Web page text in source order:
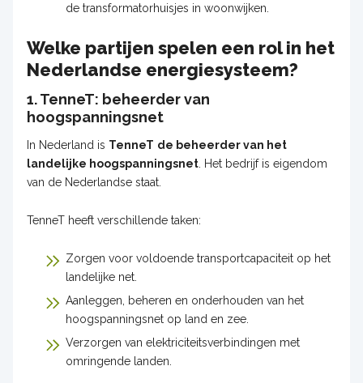
de transformatorhuisjes in woonwijken.
Welke partijen spelen een rol in het
Nederlandse energiesysteem?
1. TenneT: beheerder van
hoogspanningsnet
In Nederland is TenneT de beheerder van het
landelijke hoogspanningsnet. Het bedrijf is eigendom
van de Nederlandse staat.
TenneT heeft verschillende taken:
Zorgen voor voldoende transportcapaciteit op het
landelijke net.
Aanleggen, beheren en onderhouden van het
hoogspanningsnet op land en zee.
Verzorgen van elektriciteitsverbindingen met
omringende landen.